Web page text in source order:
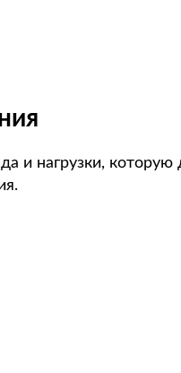
и нагрузки,